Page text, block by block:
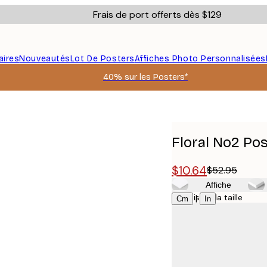
Frais de port offerts dès $129
NouveautésLot De PostersAffiches Photo Personnalisées
40% sur les Posters*
Floral No2
$10.64$52.95
Affiche
Cm | In
Choisissez la taille